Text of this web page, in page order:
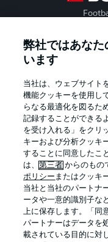
Official Partners
弊社ではあな
います
当社は、ウェブサイト
機能クッキーを使用し
らなる最適化を図るた
記録することができる
を受け入れる」をクリ
キーおよび分析クッキ
することに同意したこ
は、第三者 からのもの
ポリシー またはクッキ
当社と当社のパートナ
ータや一意的識別子な
上に保存します。「同
パートナーはデータを
載されている目的に対